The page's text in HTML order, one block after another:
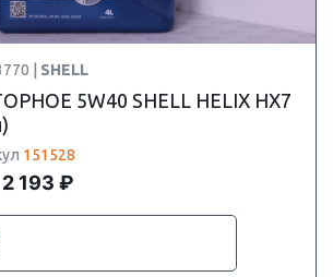
| SHELL
5W40 SHELL HELIX HX7
151528
2 193 ₽